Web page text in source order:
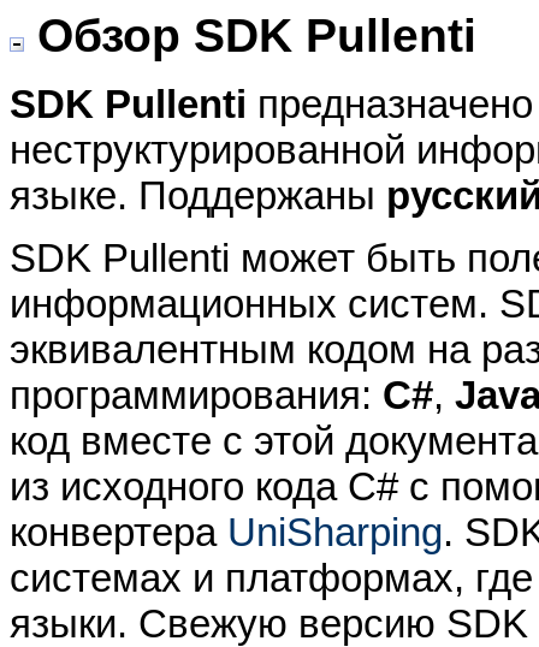
Обзор SDK Pullenti
SDK Pullenti
неструктурированной
языке. Поддержаны
SDK Pullenti может быть
информационных систем.
эквивалентным кодом на
программирования: C#,
код вместе с этой
из исходного кода C# с
конвертера UniSharping.
системах и платформах,
языки. Свежую версию SDK